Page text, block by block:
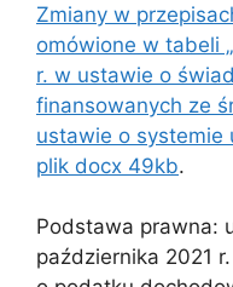
Zmiany w
omówione w tabeli
r. w ustawie o
finansowanych ze
ustawie o systemie
plik docx 49kb.
Podstawa prawna:
października 2021